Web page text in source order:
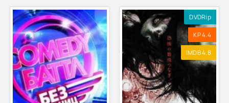
DVDRip
KP 4.4
IMDB 4.8